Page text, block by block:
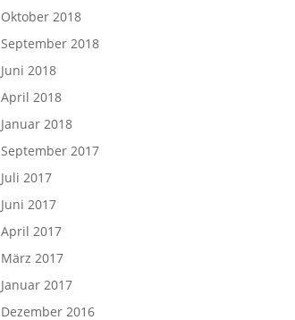
Oktober 2018
September 2018
Juni 2018
April 2018
Januar 2018
September 2017
Juli 2017
Juni 2017
April 2017
März 2017
Januar 2017
Dezember 2016